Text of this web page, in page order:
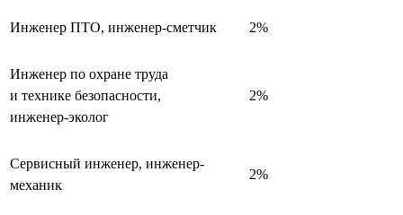
Инженер ПТО, инженер-сметчик 2%
Инженер по охране труда
и технике безопасности,
инженер-эколог
2%
Сервисный инженер, инженер-
механик
2%